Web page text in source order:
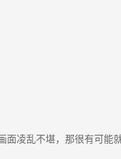
面凌乱不堪，那很有可能